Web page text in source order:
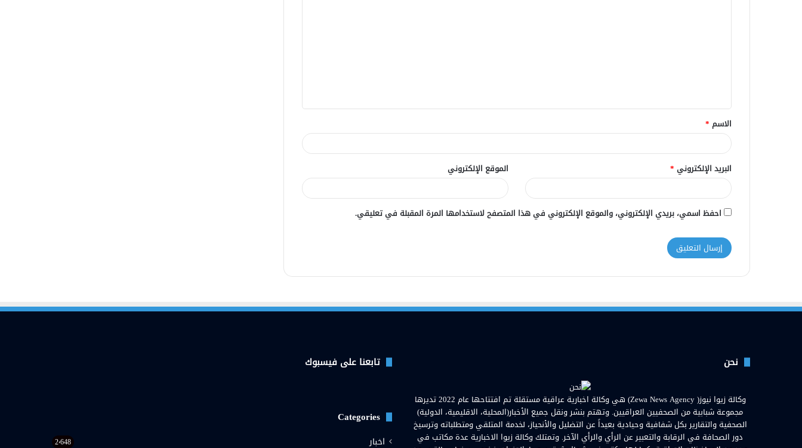
ق
*
الاسم *
البريد الإلكتروني * الموقع الإلكتروني
احفظ اسمي، بريدي الإلكتروني، والموقع الإلكتروني في هذا المتصفح لاستخدامها المرة المقبلة في تعليقي.
نحن
وكالة زيوا نيوز( Zewa News Agency) هي وكالة اخبارية عراقية مستقلة تم افتتاحها عام 2022 تديرها
مجموعة شبابية من الصحفيين العراقيين. وتهتم بنشر ونقل جميع الأخبار(المحلية، الاقليمية، الدولية)
الصحفية والتقارير بكل شفافية وحيادية بعيداً عن التضليل والأنحياز، لخدمة المتلقي ومتطلباته وترسيخ
دور الصحافة في الرقابة والتعبير عن الرأي والرأي الآخر. وتمتلك وكالة زيوا الاخبارية عدة مكاتب في
تابعنا على فيسبوك
Categories
اخبار 2٬648